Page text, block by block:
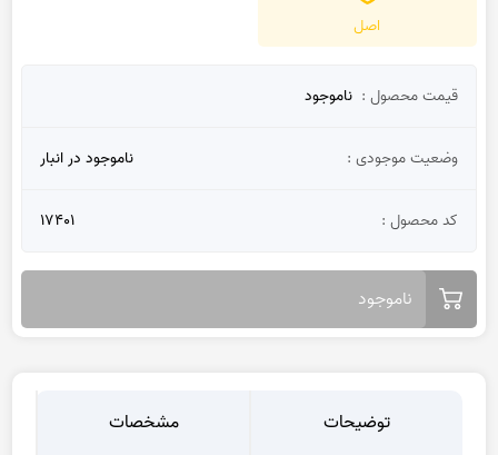
اصل
قیمت محصول : ناموجود
وضعیت موجودی : ناموجود در انبار
کد محصول : 17401
ناموجود
توضیحات مشخصات